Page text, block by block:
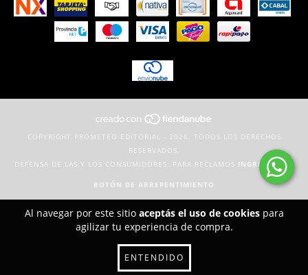
Al navegar por este sitio aceptás el uso de cookiespara
agilizar tu experiencia de compra.
ENTENDIDO
COPYRIGHT PROMETEO EDITORIAL - 2026. TODOS LOS DERECHOS
RESERVADOS.
DEFENSA DE LAS Y LOS CONSUMIDORES. PARA RECLAMOS INGRESÁ ACÁ.
BOTÓN DE ARREPENTIMIENTO